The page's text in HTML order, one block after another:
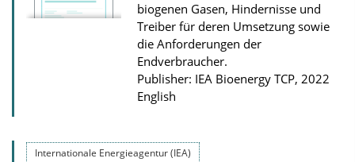
biogenen Gasen, Hindernisse und
Treiber für deren Umsetzung sowie
die Anforderungen der
Endverbraucher.
Publisher: IEA Bioenergy TCP, 2022
English
Internationale Energieagentur (IEA)